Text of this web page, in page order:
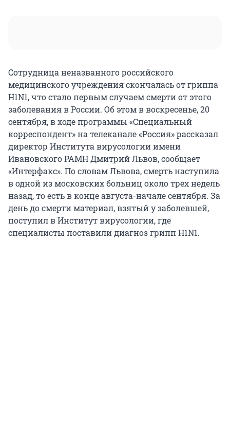
Сотрудница неназванного российского
медицинского учреждения скончалась от гриппа
H1N1, что стало первым случаем смерти от этого
заболевания в России. Об этом в воскресенье, 20
сентября, в ходе программы «Специальный
корреспондент» на телеканале «Россия» рассказал
директор Института вирусологии имени
Ивановского РАМН Дмитрий Львов, сообщает
«Интерфакс». По словам Львова, смерть наступила
в одной из московских больниц около трех недель
назад, то есть в конце августа-начале сентября. За
день до смерти материал, взятый у заболевшей,
поступил в Институт вирусологии, где
специалисты поставили диагноз грипп H1N1.